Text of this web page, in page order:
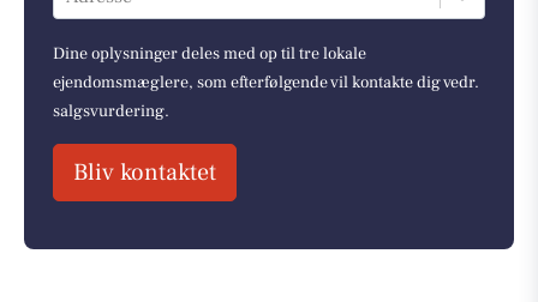
Dine oplysninger deles med op til tre lokale
ejendomsmæglere, som efterfølgende vil kontakte dig vedr.
salgsvurdering.
Bliv kontaktet